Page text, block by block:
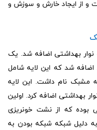
و از ایجاد خارش و سوزش و
نوار بهداشتی اضافه شد. یک
شد که این لایه شامل
مشبک نام داشت. این لایه
بهداشتی اضافه کرد. اولین
بوده که از نشت خونریزی
دلیل شبکه شبکه بودن به